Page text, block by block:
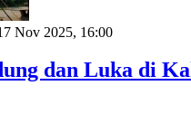
Nov 2025, 16:00
dan Luka di